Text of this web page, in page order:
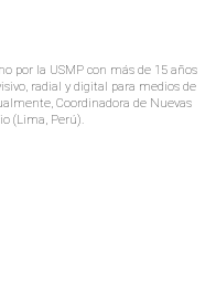
por la USMP con más de 15 años
radial y digital para medios de
Coordinadora de Nuevas
(Lima, Perú).